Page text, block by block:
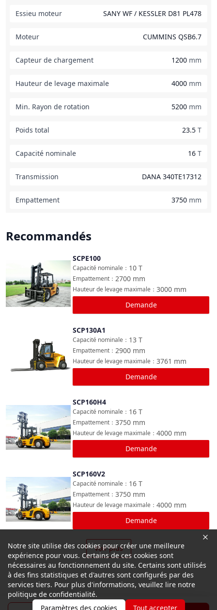
Essieu moteur SANY WF / KESSLER D81 PL478
Moteur CUMMINS QSB6.7
Capteur de chargement 1200 mm
Hauteur de levage maximale 4000 mm
Min. Rayon de rotation 5200 mm
Poids total 23.5 T
Capacité nominale 16 T
Transmission DANA 340TE17312
Empattement 3750 mm
Recommandés
Comparer
SCPE100
10 T
Capacité nominale ：
2700 mm
Empattement ：
3000 mm
Hauteur de levage maximale ：
Demande
SCP130A1
13 T
Capacité nominale ：
2900 mm
Empattement ：
3761 mm
Hauteur de levage maximale ：
Demande
Comparer
SCP160H4
16 T
Capacité nominale ：
3750 mm
Empattement ：
4000 mm
Hauteur de levage maximale ：
Demande
Comparer
SCP160V2
16 T
Capacité nominale ：
3750 mm
Empattement ：
4000 mm
Hauteur de levage maximale ：
Demande
Voir plus
Notre site utilise des cookies pour créer une meilleure
expérience pour vous. Certains de ces cookies sont
nécessaires au fonctionnement du site. Certains sont utilisés
à des fins statistiques et d'autres sont configurés par des
services tiers. Pour plus d'informations, veuillez lire notre
politique de confidentialité.
Paramètres des cookies
Tout accepter